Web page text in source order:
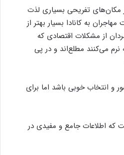
از مكان‌های تفریحی بسیاری لذت
به كانادا بسیار بهتر از
از مشكلات اقتصادی كه
می‌كنند مطلع‌اند و در پی
و انتخاب خوبی باشد اما برای
كه اطلاعات جامع و مفیدی در